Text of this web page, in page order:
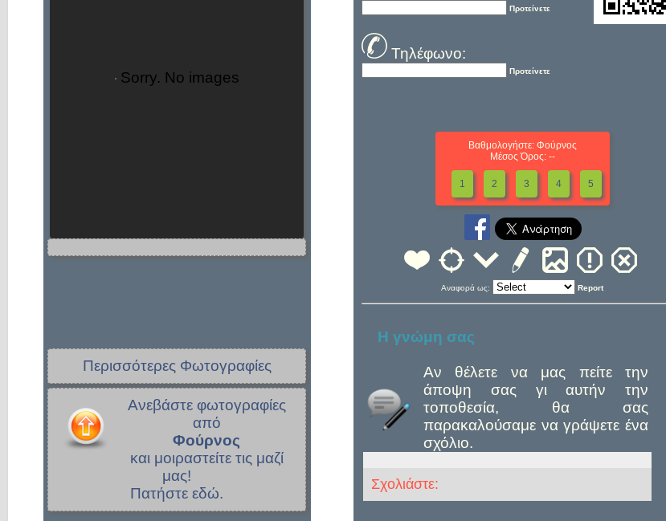
Sorry. No images
Περισσότερες Φωτογραφίες
Ανεβάστε φωτογραφίες
από
Φούρνος
και μοιραστείτε τις μαζί
μας!
Πατήστε εδώ.
Προτείνετε
Τηλέφωνο:
Προτείνετε
Βαθμολογήστε: Φούρνος
Μέσος Όρος: --
1 2 3 4 5
Αναφορά ως: Report
Η γνώμη σας
Αν θέλετε να μας πείτε την
άποψη σας γι αυτήν την
τοποθεσία, θα σας
παρακαλούσαμε να γράψετε ένα
σχόλιο.
Σχολιάστε: